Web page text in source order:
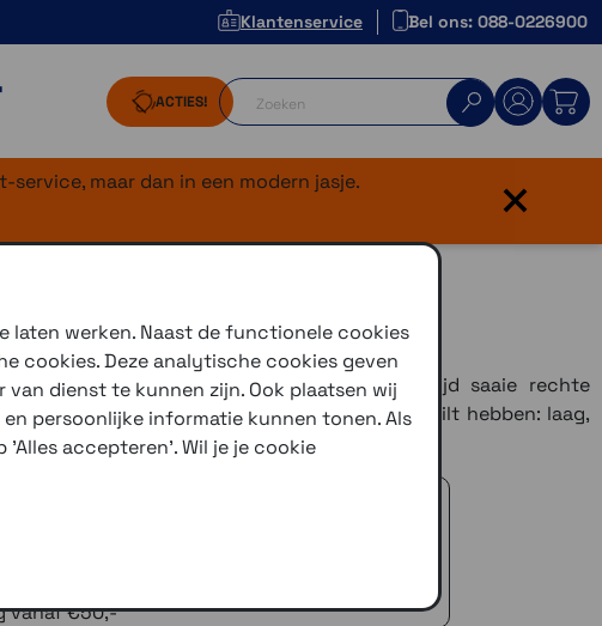
Klantenservice Bel ons: 088-0226900
ACTIES!
maar dan in een modern jasje.
×
kronkelende wegen en hellingen en vermijd saaie rechte
je de kronkelende wegen en hellingen wilt hebben: laag,
vanaf €50,-
laten werken. Naast de functionele cookies
cookies. Deze analytische cookies geven
dienst te kunnen zijn. Ook plaatsen wij
persoonlijke informatie kunnen tonen. Als
accepteren'. Wil je je cookie